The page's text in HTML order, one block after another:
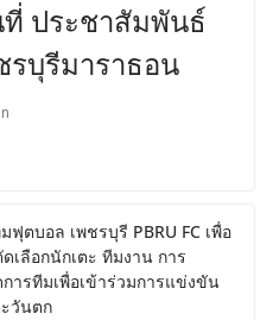
ประชาสัมพันธ์
รบุรีมาราธอน
ฟุตบอล เพชรบุรี PBRU FC เพื่อ
เลือกนักเตะ ทีมงาน การ
ารทีมเพื่อเข้าร่วมการแข่งขัน
วันตก